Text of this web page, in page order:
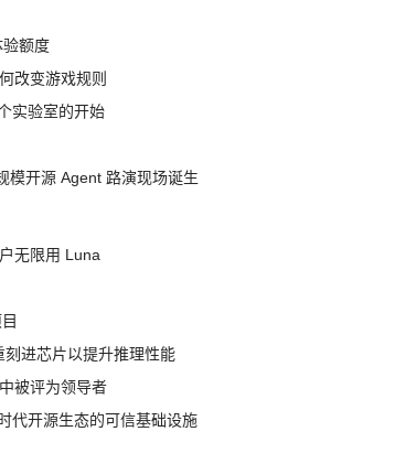
额度
改变游戏规则
实验室的开始
模开源 Agent 路演现场诞生
无限用 Luna
进芯片以提升推理性能
被评为领导者
代开源生态的可信基础设施